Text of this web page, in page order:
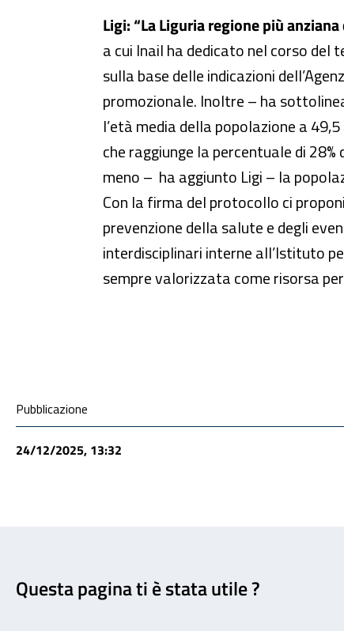
Ligi: “La Liguria regione più anziana
a cui Inail ha dedicato nel corso
sulla base delle indicazioni
promozionale. Inoltre – ha
l’età media della popolazione a
che raggiunge la percentuale di
meno – ha aggiunto Ligi – la
Con la firma del protocollo ci
prevenzione della salute e degli
interdisciplinari interne all’Istituto
sempre valorizzata come risorsa
Condivisione social
Pubblicazione
24/12/2025, 13:32
Questa pagina ti è stata utile ?